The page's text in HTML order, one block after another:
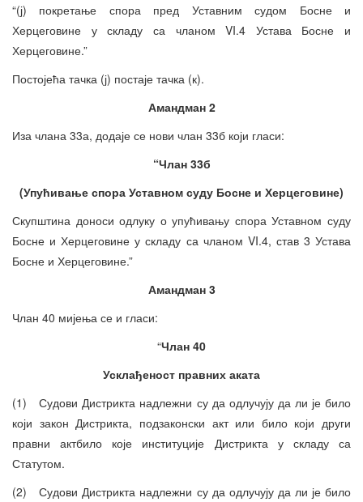
“(ј) покретање спора пред Уставним судом Босне и
Херцеговине у складу са чланом VI.4 Устава Босне и
Херцеговине.”
Постојећа тачка (ј) постаје тачка (к).
Амандман 2
Иза члана 33а, додаје се нови члан 33б који гласи:
“Члан 33б
(Упућивање спора Уставном суду Босне и Херцеговине)
Скупштина доноси одлуку о упућивању спора Уставном суду
Босне и Херцеговине у складу са чланом VI.4, став 3 Устава
Босне и Херцеговине.”
Амандман 3
Члан 40 мијења се и гласи:
“Члан 40
Усклађеност правних аката
(1) Судови Дистрикта надлежни су да одлучују да ли је било
који закон Дистрикта, подзаконски акт или било који други
правни актбило које институције Дистрикта у складу са
Статутом.
(2) Судови Дистрикта надлежни су да одлучују да ли је било